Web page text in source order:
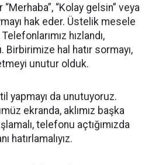
“Kolay gelsin” veya
hak eder. Üstelik mesele
hızlandı,
Birbirimize hal hatır sormayı,
unutur olduk.
yapmayı da unutuyoruz.
ekranda, aklımız başka
telefonu açtığımızda
hatırlamalıyız.